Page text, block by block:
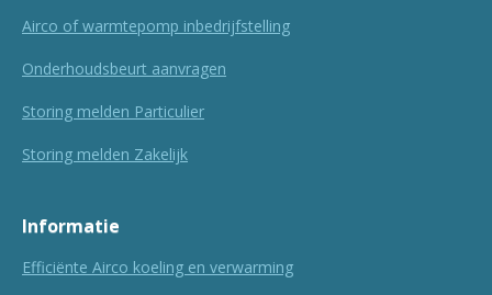
Airco of warmtepomp inbedrijfstelling
Onderhoudsbeurt aanvragen
Storing melden Particulier
Storing melden Zakelijk
Informatie
Efficiënte Airco koeling en verwarming